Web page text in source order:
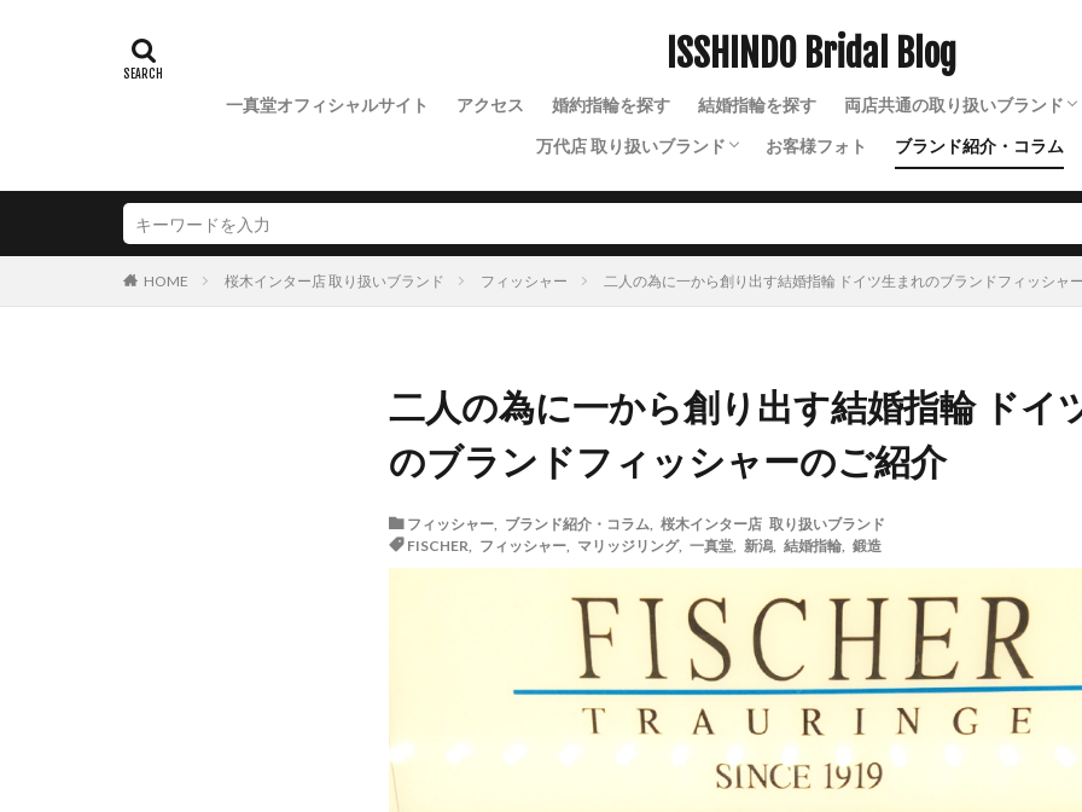
ISSHINDO Bridal Blog
一真堂オフィシャルサイト アクセス 婚約指輪を探す 結婚指輪を探す 両店共通の取り扱いブランド
N.Y.NIWAKA（ニューヨーク
NIWAKA（ニワカ）
ルシエ
万代店 取り扱いブランド
ソラ
ラザールダイヤモンド
ディズニー
ソウ
イモータル
ジュレット
ストーリーズ
トゥトゥ
お客様フォト ブランド紹介・コラム
鯨 黄色結婚指輪 黒い結婚指輪
検索
HOME 桜木インター店 取り扱いブランド フィッシャー 二人の為に一から創り出す結婚指輪 ドイツ生まれのブランドフィッシャ
二人の為に一から創り出す結婚指輪 ドイ
のブランドフィッシャーのご紹介
フィッシャー, ブランド紹介・コラム
桜木インター店 取り扱いブランド
FISCHER
フィッシャー, マリッジリング, 一真堂, 新潟, 結婚指輪, 鍛造